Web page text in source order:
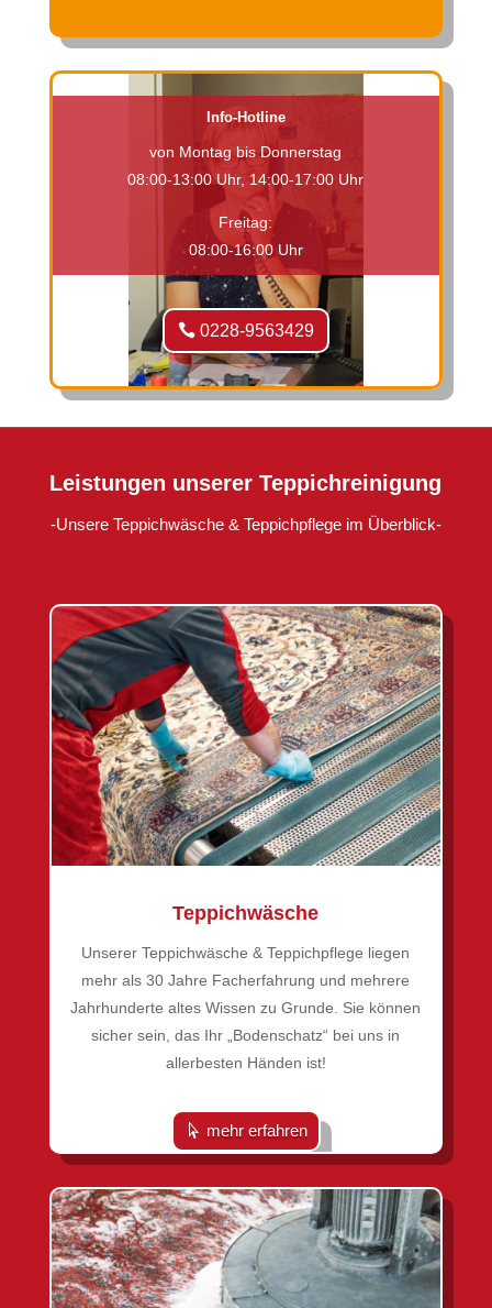
Info-Hotline
von Montag bis Donnerstag
08:00-13:00 Uhr, 14:00-17:00 Uhr
Freitag:
08:00-16:00 Uhr
0228-9563429
Leistungen unserer Teppichreinigung
-Unsere Teppichwäsche & Teppichpflege im Überblick-
Teppichwäsche
Unserer Teppichwäsche & Teppichpflege liegen
mehr als 30 Jahre Facherfahrung und mehrere
Jahrhunderte altes Wissen zu Grunde. Sie können
sicher sein, das Ihr „Bodenschatz“ bei uns in
allerbesten Händen ist!
mehr erfahren